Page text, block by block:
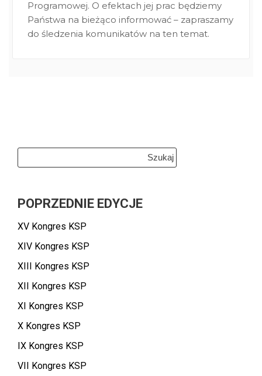
Programowej. O efektach jej prac będziemy
Państwa na bieżąco informować – zapraszamy
do śledzenia komunikatów na ten temat.
POPRZEDNIE EDYCJE
XV Kongres KSP
XIV Kongres KSP
XIII Kongres KSP
XII Kongres KSP
XI Kongres KSP
X Kongres KSP
IX Kongres KSP
VII Kongres KSP